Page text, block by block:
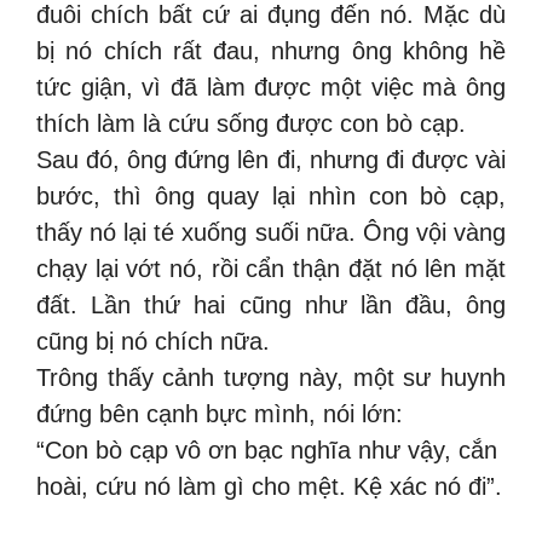
đuôi chích bất cứ ai đụng đến nó. Mặc dù
bị nó chích rất đau, nhưng ông không hề
tức giận, vì đã làm được một việc mà ông
thích làm là cứu sống được con bò cạp.
Sau đó, ông đứng lên đi, nhưng đi được vài
bước, thì ông quay lại nhìn con bò cạp,
thấy nó lại té xuống suối nữa. Ông vội vàng
chạy lại vớt nó, rồi cẩn thận đặt nó lên mặt
đất. Lần thứ hai cũng như lần đầu, ông
cũng bị nó chích nữa.
Trông thấy cảnh tượng này, một sư huynh
đứng bên cạnh bực mình, nói lớn:
“Con bò cạp vô ơn bạc nghĩa như vậy, cắn
hoài, cứu nó làm gì cho mệt. Kệ xác nó đi”.